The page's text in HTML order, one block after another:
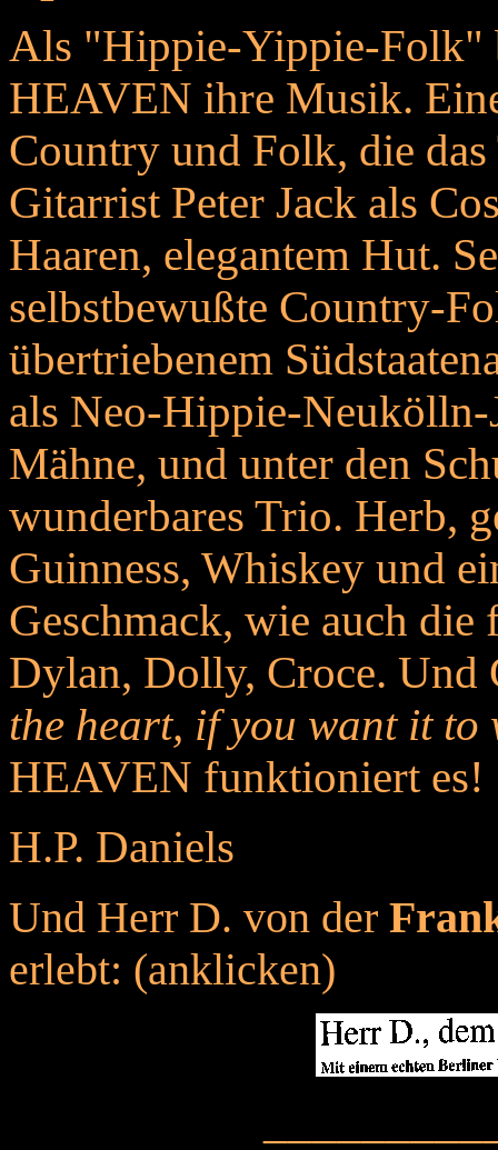
Als "Hippie-Yippie-Folk"
HEAVEN ihre Musik.
Country und Folk, die
Gitarrist Peter Jack als
Haaren, elegantem Hut.
selbstbewußte Country-
übertriebenem
als Neo-Hippie-
Mähne, und unter den
wunderbares Trio. Herb,
Guinness, Whiskey und
Geschmack, wie auch
Dylan, Dolly, Croce. Und
the heart, if you want it to
HEAVEN funktioniert es!
H.P. Daniels
Und Herr D. von der
erlebt: (anklicken)